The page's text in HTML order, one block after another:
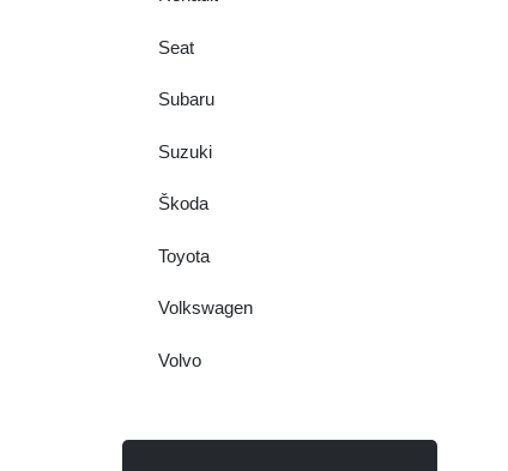
Seat
Subaru
Suzuki
Škoda
Toyota
Volkswagen
Volvo